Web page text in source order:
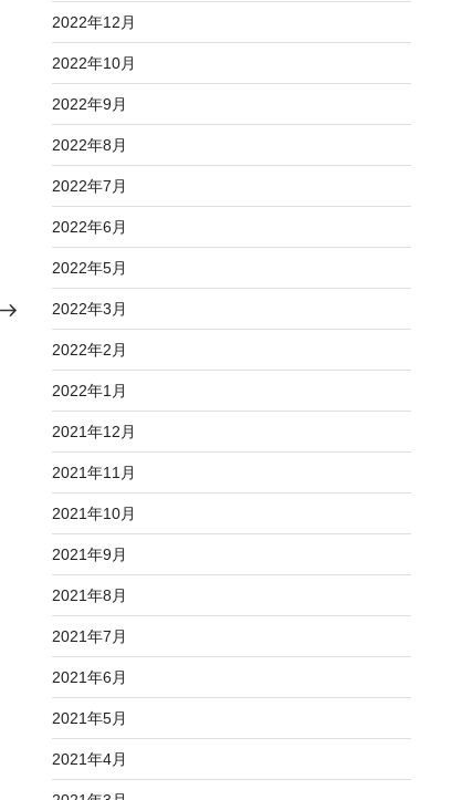
2022年12月
2022年10月
2022年9月
2022年8月
2022年7月
2022年6月
2022年5月
2022年3月
2022年2月
2022年1月
2021年12月
2021年11月
2021年10月
2021年9月
2021年8月
2021年7月
2021年6月
2021年5月
2021年4月